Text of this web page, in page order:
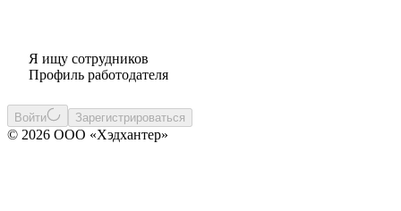
Я ищу сотрудников
Профиль работодателя
Войти Зарегистрироваться
© 2026 ООО «Хэдхантер»